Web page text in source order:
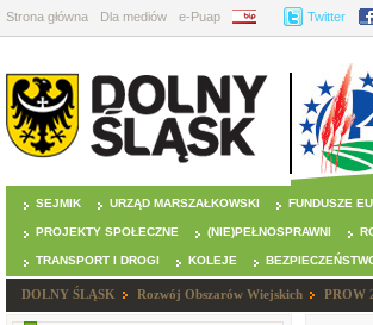
Strona główna Dla mediów e-Puap BIP Twitter
SEJMIK URZĄD MARSZAŁKOWSKI FUNDUSZE
PROJEKTY SPOŁECZNE (NIE)PEŁNOSPRAWNI
TRANSPORT I DROGI KOLEJE
DOLNY ŚLĄSK Rozwój Obszarów Wiejskich PROW